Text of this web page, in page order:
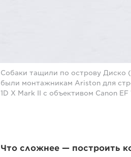
Собаки тащили по острову Диско
были монтажникам Ariston для
1D X Mark II с объективом Canon
Что сложнее — построить